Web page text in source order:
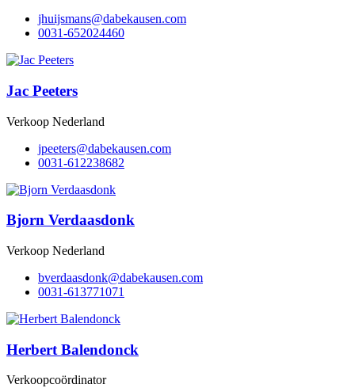
moc.nesuakebad
@snamsjiuhj
0031-652024460
Jac Peeters
Verkoop Nederland
moc.nesuakebad
@sreteepj
0031-612238682
Bjorn Verdaasdonk
Verkoop Nederland
moc.nesuakebad
@knodsaadrevb
0031-613771071
Herbert Balendonck
Verkoopcoördinator